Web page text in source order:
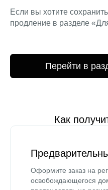
Если вы хотите
продление в разделе
Перейти в
Как
Оформите заказ на
освобождающегося